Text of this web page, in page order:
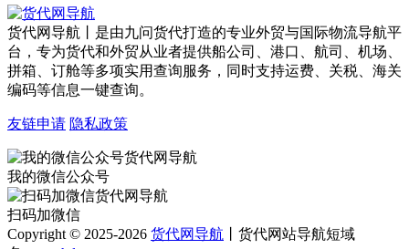
货代网导航丨是由九问货代打造的专业外贸与国际物流导航平
台，专为货代和外贸从业者提供船公司、港口、航司、机场、
拼箱、订舱等多项实用查询服务，同时支持运费、关税、海关
编码等信息一键查询。
友链申请 隐私政策
我的微信公众号
扫码加微信
Copyright © 2025-2026 货代网导航 丨货代网站导航短域